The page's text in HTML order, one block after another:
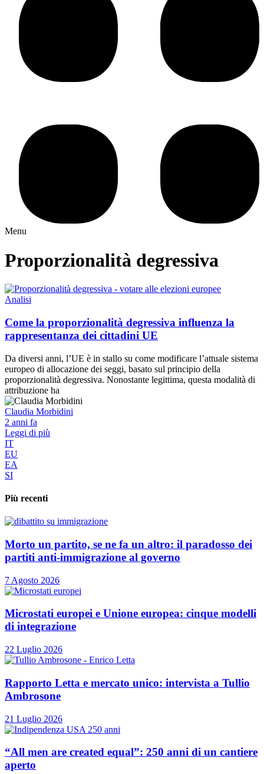
Menu
Proporzionalità degressiva
Analisi
Come la proporzionalità degressiva influenza la
rappresentanza dei cittadini UE
Da diversi anni, l’UE è in stallo su come modificare l’attuale sistema
europeo di allocazione dei seggi, basato sul principio della
proporzionalità degressiva. Nonostante legittima, questa modalità di
attribuzione ha
Claudia Morbidini
2 anni fa
Leggi di più
IT
EU
EA
SI
Più recenti
Morto un partito, se ne fa un altro: il paradosso dei
partiti anti-immigrazione al governo
7 Agosto 2026
Microstati europei e Unione europea: cinque modelli
di integrazione
22 Luglio 2026
Rapporto Letta e mercato unico: intervista a Tullio
Ambrosone
21 Luglio 2026
“All men are created equal”: 250 anni di un cantiere
aperto